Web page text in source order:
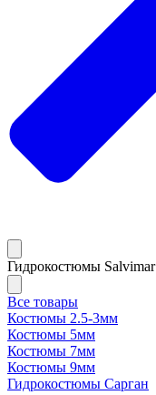
Гидрокостюмы Salvimar
Все товары
Костюмы 2.5-3мм
Костюмы 5мм
Костюмы 7мм
Костюмы 9мм
Гидрокостюмы Сарган